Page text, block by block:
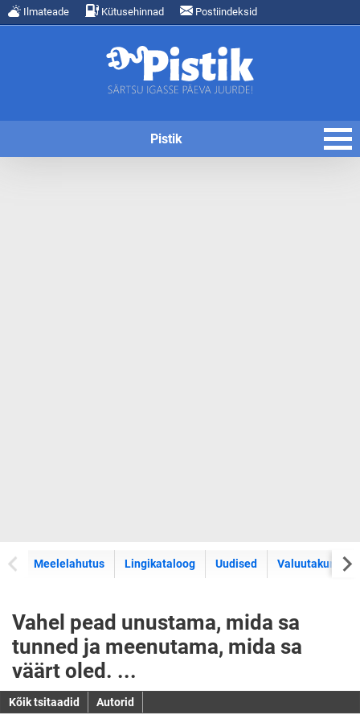
Ilmateade Kütusehinnad Postiindeksid
Pistik
Meelelahutus Lingikataloog Uudised Valuutakursid
Vahel pead unustama, mida sa
tunned ja meenutama, mida sa
väärt oled. ...
Kõik tsitaadid Autorid